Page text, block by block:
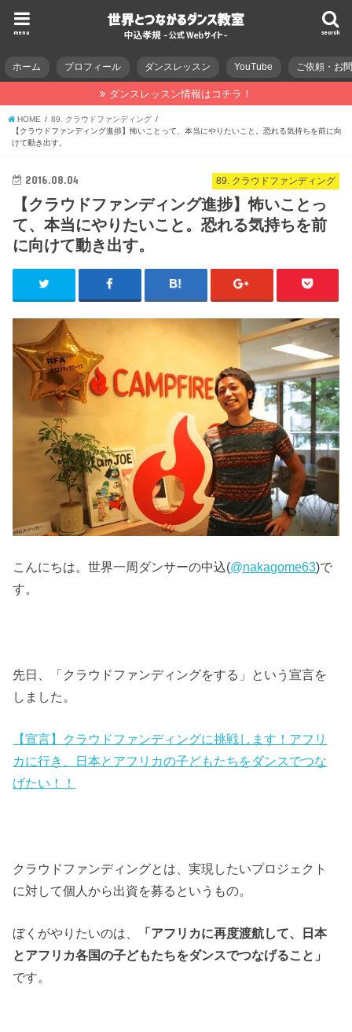
search
menu
ホーム プロフィール ダンスレッスン YouTube ご依頼・お
ダンスレッスン情報はコチラ！
HOME
89. クラウドファンディング
【クラウドファンディング進捗】怖いことって、本当にやりたいこと。恐れる気持ちを前に向
けて動き出す。
89. クラウドファンディング
2016.08.04
【クラウドファンディング進捗】怖いことっ
て、本当にやりたいこと。恐れる気持ちを前
に向けて動き出す。
こんにちは。世界一周ダンサーの中込(@nakagome63)で
す。
先日、「クラウドファンディングをする」という宣言を
しました。
【宣言】クラウドファンディングに挑戦します！アフリ
カに行き、日本とアフリカの子どもたちをダンスでつな
げたい！！
クラウドファンディングとは、実現したいプロジェクト
に対して個人から出資を募るというもの。
ぼくがやりたいのは、
「アフリカに再度渡航して、日本
とアフリカ各国の子どもたちをダンスでつなげること」
です。